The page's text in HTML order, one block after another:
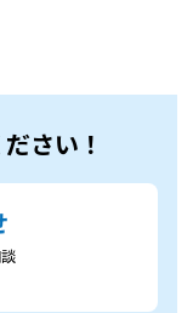
さい！